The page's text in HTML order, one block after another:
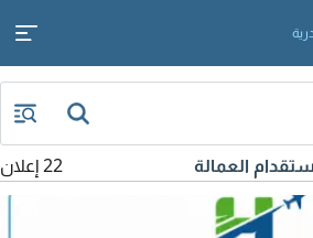
العمالة 22 إعلان